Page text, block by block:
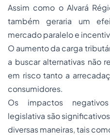
Assim como o Alvará
também geraria um
mercado paralelo e
O aumento da carga
a buscar alternativas não
em risco tanto a
consumidores.
Os impactos
legislativa são
diversas maneiras, tais